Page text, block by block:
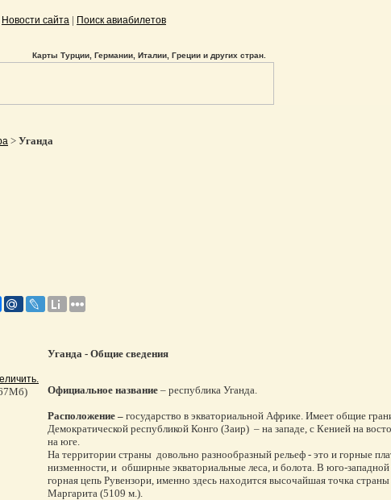
Новости сайта | Поиск авиабилетов
Карты Турции, Германии, Италии, Греции и других стран.
> Уганда
Уганда - Общие сведения
Официальное название – республика Уганда.
Расположение – государство в экваториальной Африке. Имеет общие
Демократической республикой Конго (Заир) – на западе, с Кенией на
на юге.
На территории страны довольно разнообразный рельеф - это и горные
низменности, и обширные экваториальные леса, и болота. В юго-
горная цепь Рувензори, именно здесь находится высочайшая точка
Маргарита (5109 м.).